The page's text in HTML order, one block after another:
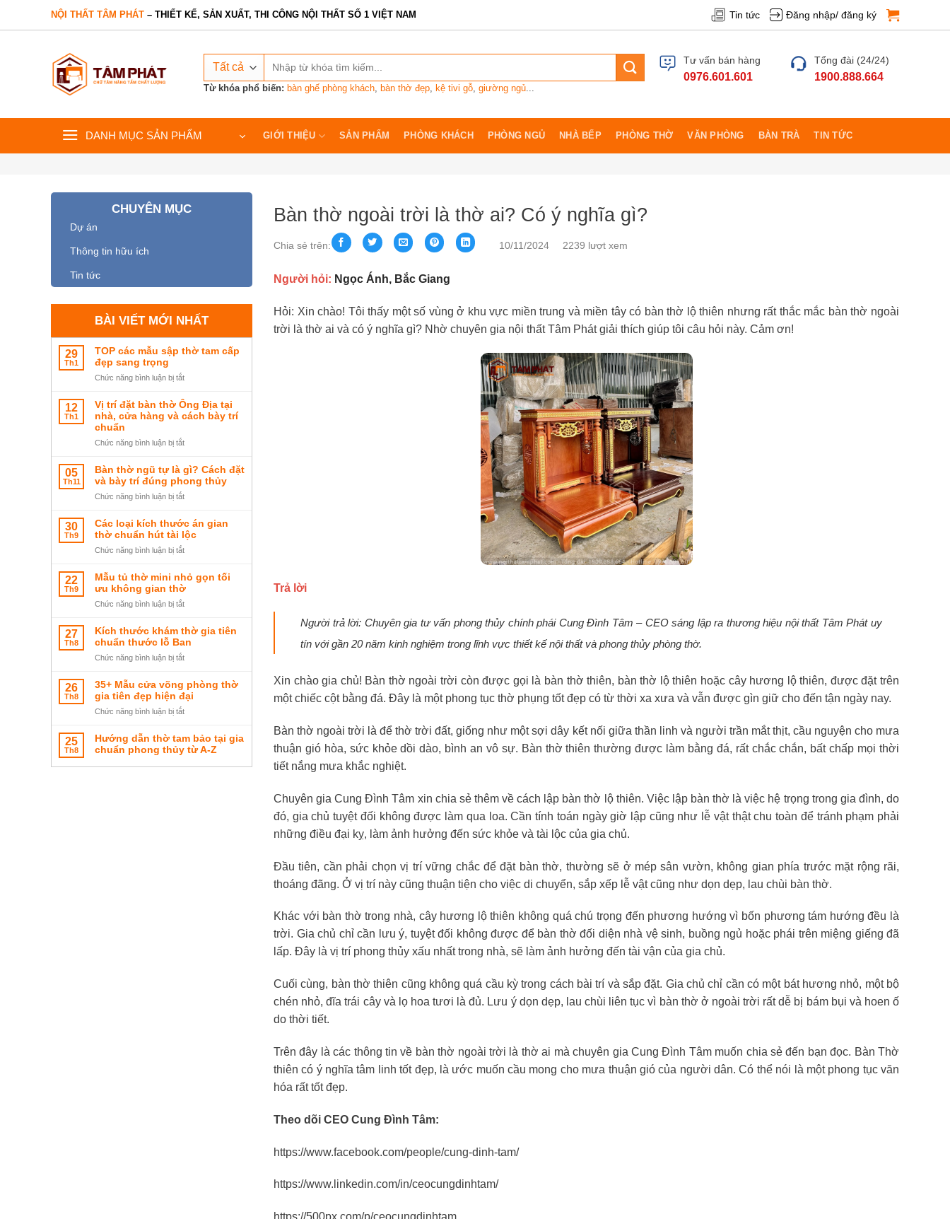
NỘI THẤT TÂM PHÁT – THIẾT KẾ, SẢN XUẤT, THI CÔNG NỘI THẤT SỐ 1 VIỆT NAM Tin tức Đăng nhập/ đăng ký
Từ khóa phổ biến: bàn ghế phòng khách bàn thờ đẹp kệ tivi gỗ giường ngủ
Tư vấn bán hàng
0976.601.601
Tổng đài (24/24)
1900.888.664
DANH MỤC SẢN PHẨM GIỚI THIỆU SẢN PHẨM PHÒNG KHÁCH PHÒNG NGỦ NHÀ BẾP PHÒNG THỜ VĂN PHÒNG BÀN TRÀ TIN TỨC
CHUYÊN MỤC
Dự án
Thông tin hữu ích
Tin tức
BÀI VIẾT MỚI NHẤT
29
Th1
TOP các mẫu sập thờ tam cấp
đẹp sang trọng
Chức năng bình luận bị tắtở
các
mẫu
đẹp
sang
trọng
12
Th1
Vị trí đặt bàn thờ Ông Địa tại
nhà, cửa hàng và cách bày trí
chuẩn
Chức năng bình luận bị tắtở
trí
đặt
thờ
Địa
tại
nhà,
hàng
và
chuẩn
05
Th11
Bàn thờ ngũ tự là gì? Cách đặt
và bày trí đúng phong thủy
Chức năng bình luận bị tắtở
thờ
ngũ
là
Cách
đặt
và
trí
đúng
30
Th9
Các loại kích thước án gian
thờ chuẩn hút tài lộc
Chức năng bình luận bị tắtở
loại
kích
án
thờ
chuẩn
hút
lộc
22
Th9
Mẫu tủ thờ mini nhỏ gọn tối
ưu không gian thờ
Chức năng bình luận bị tắtở
tủ
thờ
nhỏ
tối
ưu
không
thờ
27
Th8
Kích thước khám thờ gia tiên
chuẩn thước lỗ Ban
Chức năng bình luận bị tắtở
thước
khám
gia
chuẩn
thước
lỗ
26
Th8
35+ Mẫu cửa võng phòng thờ
gia tiên đẹp hiện đại
Chức năng bình luận bị tắtở
Mẫu
cửa
25
Th8
Hướng dẫn thờ tam bảo tại gia
chuẩn phong thủy từ A-Z
Bàn thờ ngoài trời là thờ ai? Có ý nghĩa gì?
Chia sẻ trên: 10/11/2024 2239 lượt xem
Người hỏi: Ngọc Ánh, Bắc Giang
Hỏi: Xin chào! Tôi thấy một số vùng ở khu vực miền trung và miền tây có bàn thờ lộ thiên nhưng rất thắc mắc bàn thờ ngoài
trời là thờ ai và có ý nghĩa gì? Nhờ chuyên gia nội thất Tâm Phát giải thích giúp tôi câu hỏi này. Cảm ơn!
Trả lời
Người trả lời: Chuyên gia tư vấn phong thủy chính phái Cung Đình Tâm – CEO sáng lập ra thương hiệu nội thất Tâm Phát uy
tín với gần 20 năm kinh nghiệm trong lĩnh vực thiết kế nội thất và phong thủy phòng thờ.
Xin chào gia chủ! Bàn thờ ngoài trời còn được gọi là bàn thờ thiên, bàn thờ lộ thiên hoặc cây hương lộ thiên, được đặt trên
một chiếc cột bằng đá. Đây là một phong tục thờ phụng tốt đẹp có từ thời xa xưa và vẫn được gìn giữ cho đến tận ngày nay.
Bàn thờ ngoài trời là để thờ trời đất, giống như một sợi dây kết nối giữa thần linh và người trần mắt thịt, cầu nguyện cho mưa
thuận gió hòa, sức khỏe dồi dào, bình an vô sự. Bàn thờ thiên thường được làm bằng đá, rất chắc chắn, bất chấp mọi thời
tiết nắng mưa khắc nghiệt.
Chuyên gia Cung Đình Tâm xin chia sẻ thêm về cách lập bàn thờ lộ thiên. Việc lập bàn thờ là việc hệ trọng trong gia đình, do
đó, gia chủ tuyệt đối không được làm qua loa. Cần tính toán ngày giờ lập cũng như lễ vật thật chu toàn để tránh phạm phải
những điều đại kỵ, làm ảnh hưởng đến sức khỏe và tài lộc của gia chủ.
Đầu tiên, cần phải chọn vị trí vững chắc để đặt bàn thờ, thường sẽ ở mép sân vườn, không gian phía trước mặt rộng rãi,
thoáng đãng. Ở vị trí này cũng thuận tiện cho việc di chuyển, sắp xếp lễ vật cũng như dọn dẹp, lau chùi bàn thờ.
Khác với bàn thờ trong nhà, cây hương lộ thiên không quá chú trọng đến phương hướng vì bốn phương tám hướng đều là
trời. Gia chủ chỉ cần lưu ý, tuyệt đối không được để bàn thờ đối diện nhà vệ sinh, buồng ngủ hoặc phái trên miệng giếng đã
lấp. Đây là vị trí phong thủy xấu nhất trong nhà, sẽ làm ảnh hưởng đến tài vận của gia chủ.
Cuối cùng, bàn thờ thiên cũng không quá cầu kỳ trong cách bài trí và sắp đặt. Gia chủ chỉ cần có một bát hương nhỏ, một bộ
chén nhỏ, đĩa trái cây và lọ hoa tươi là đủ. Lưu ý dọn dẹp, lau chùi liên tục vì bàn thờ ở ngoài trời rất dễ bị bám bụi và hoen ố
do thời tiết.
Trên đây là các thông tin về bàn thờ ngoài trời là thờ ai mà chuyên gia Cung Đình Tâm muốn chia sẻ đến bạn đọc. Bàn Thờ
thiên có ý nghĩa tâm linh tốt đẹp, là ước muốn cầu mong cho mưa thuận gió của người dân. Có thể nói là một phong tục văn
hóa rất tốt đẹp.
Theo dõi CEO Cung Đình Tâm:
https://www.facebook.com/people/cung-dinh-tam/
https://www.linkedin.com/in/ceocungdinhtam/